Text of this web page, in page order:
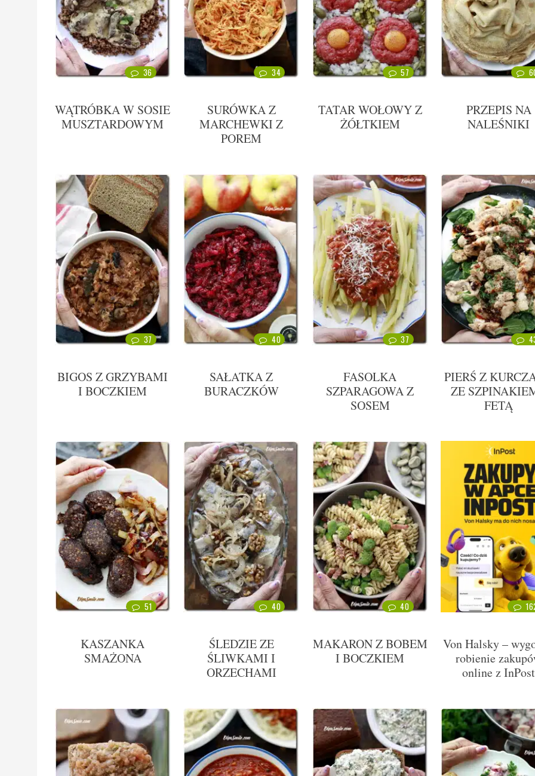
36
WĄTRÓBKA W SOSIE
MUSZTARDOWYM
34
SURÓWKA Z
MARCHEWKI Z
POREM
57
TATAR WOŁOWY Z
ŻÓŁTKIEM
PRZEPIS NA
NALEŚNIKI
37
BIGOS Z GRZYBAMI
I BOCZKIEM
40
SAŁATKA Z
BURACZKÓW
37
FASOLKA
SZPARAGOWA Z
SOSEM
PIERŚ Z
ZE
FETĄ
51
KASZANKA
SMAŻONA
40
ŚLEDZIE ZE
ŚLIWKAMI I
ORZECHAMI
40
MAKARON Z BOBEM
I BOCZKIEM
Von Halsky –
robienie
online z InPost